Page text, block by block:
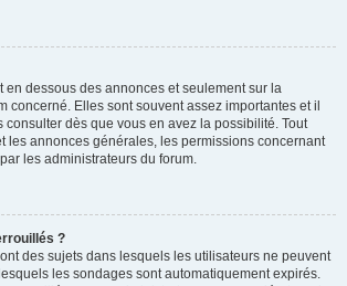
en dessous des annonces et seulement sur la
concerné. Elles sont souvent assez importantes et il
consulter dès que vous en avez la possibilité. Tout
les annonces générales, les permissions concernant
les administrateurs du forum.
?
des sujets dans lesquels les utilisateurs ne peuvent
les sondages sont automatiquement expirés.